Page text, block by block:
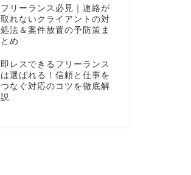
フリーランス必見｜連絡が
取れないクライアントの対
処法＆案件放置の予防策ま
とめ
即レスできるフリーランス
は選ばれる！信頼と仕事を
つなぐ対応のコツを徹底解
説